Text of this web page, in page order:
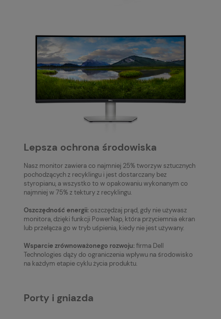
Lepsza ochrona środowiska
Nasz monitor zawiera co najmniej 25% tworzyw sztucznych
pochodzących z recyklingu i jest dostarczany bez
styropianu, a wszystko to w opakowaniu wykonanym co
najmniej w 75% z tektury z recyklingu.
Oszczędność energii:oszczędzaj prąd, gdy nie używasz
monitora, dzięki funkcji PowerNap, która przyciemnia ekran
lub przełącza go w tryb uśpienia, kiedy nie jest używany.
Wsparcie zrównoważonego rozwoju:firma Dell
Technologies dąży do ograniczenia wpływu na środowisko
na każdym etapie cyklu życia produktu.
Porty i gniazda